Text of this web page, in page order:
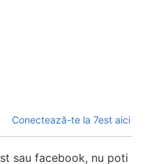
Conectează-te la 7est aici
sau facebook, nu poti